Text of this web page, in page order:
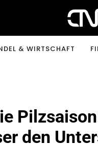
& WIRTSCHAFT
den